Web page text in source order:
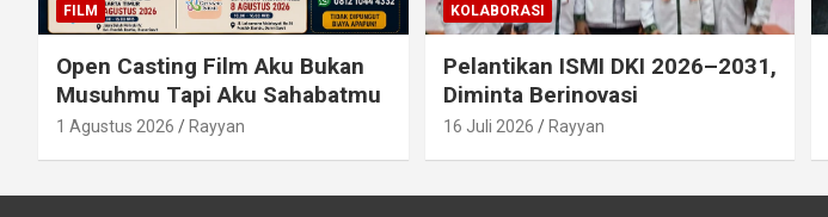
FILM
Open Casting Film Aku Bukan
Musuhmu Tapi Aku Sahabatmu
1 Agustus 2026 Rayyan
KOLABORASI
Pelantikan ISMI DKI 2026–2031,
Diminta Berinovasi
16 Juli 2026 Rayyan